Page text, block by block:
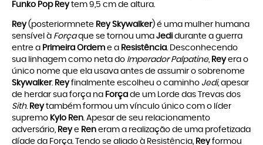
Funko Pop Reytem 9,5 cm de altura.
Rey(posteriormnete Rey Skywalker) é uma mulher humana
sensível à Forçaque se tornou uma Jedi durante a guerra
entre a Primeira Ordem e a Resistência. Desconhecendo
sua linhagem como neta do Imperador Palpatine, Reyera o
único nome que ela usava antes de assumir o sobrenome
Skywalker. Reyfinalmente escolheu o caminho Jedi, apesar
de herdar sua força na Força de um Lorde das Trevas dos
Sith. Reytambém formou um vínculo único com o líder
supremo Kylo Ren. Apesar de seu relacionamento
adversário, Reye Ren eram a realização de uma profetizada
díade da Força. Tendo se aliado à Resistência, Reyformou